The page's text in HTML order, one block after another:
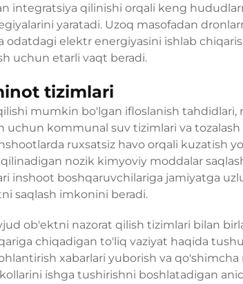
integratsiya qilinishi orqali keng
yaratadi. Uzoq masofadan
odatdagi elektr energiyasini ishlab
uchun etarli vaqt beradi.
tizimlari
mumkin bo'lgan ifloslanish tahdidlari,
uchun kommunal suv tizimlari va
ruxsatsiz havo orqali kuzatish
nozik kimyoviy moddalar
inshoot boshqaruvchilariga jamiyatga
saqlash imkonini beradi.
ob'ektni nazorat qilish tizimlari bilan
chiqadigan to'liq vaziyat haqida
xabarlari yuborish va
ishga tushirishni boshlatadigan